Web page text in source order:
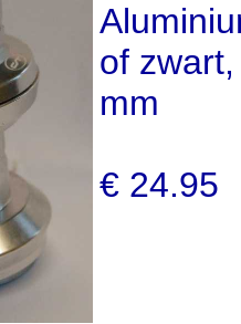
of
mm
€ 24.95